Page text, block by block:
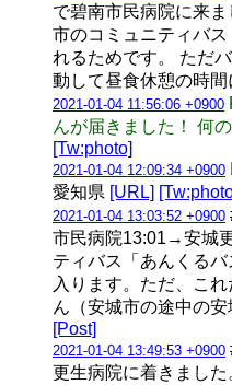
で碧南市民病院に来
市のコミュニティバ
れるためです。 ただ
動して昼食休憩の時間
2021-01-04 11:56:06 +0900
んが届きました！ 何
[Tw:photo]
2021-01-04 12:09:34 +0900
愛知県 [URL]
2021-01-04 13:03:52 +0900
市民病院13:01→安城
ティバス「あんくる
入ります。ただ、こ
ん（安城市の途中の
[Post]
2021-01-04 13:49:53 +0900
更生病院に着きまし